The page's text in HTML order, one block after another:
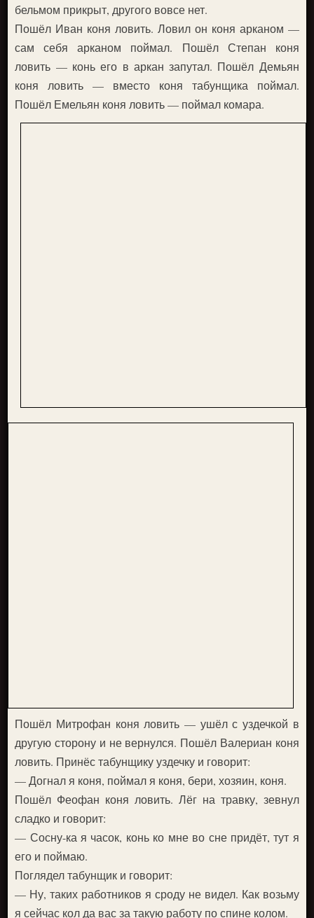
бельмом прикрыт, другого вовсе нет.
Пошёл Иван коня ловить. Ловил он коня арканом —
сам себя арканом поймал. Пошёл Степан коня
ловить — конь его в аркан запутал. Пошёл Демьян
коня ловить — вместо коня табунщика поймал.
Пошёл Емельян коня ловить — поймал комара.
Пошёл Митрофан коня ловить — ушёл с уздечкой в
другую сторону и не вернулся. Пошёл Валериан коня
ловить. Принёс табунщику уздечку и говорит:
— Догнал я коня, поймал я коня, бери, хозяин, коня.
Пошёл Феофан коня ловить. Лёг на травку, зевнул
сладко и говорит:
— Сосну-ка я часок, конь ко мне во сне придёт, тут я
его и поймаю.
Поглядел табунщик и говорит:
— Ну, таких работников я сроду не видел. Как возьму
я сейчас кол да вас за такую работу по спине колом.